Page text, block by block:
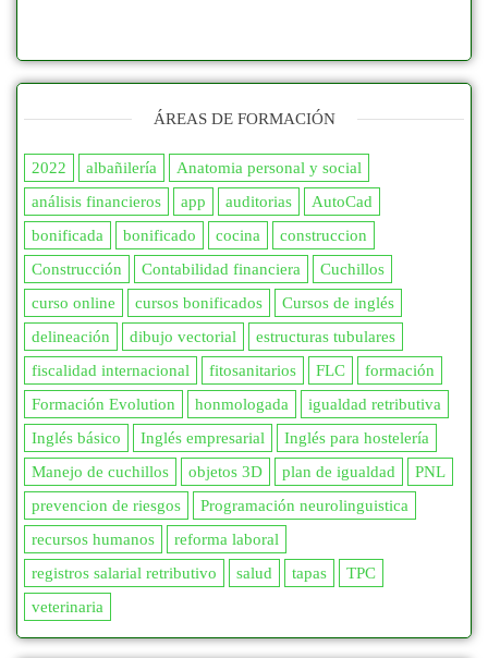
ÁREAS DE FORMACIÓN
2022 albañilería
Anatomia personal y social
análisis financieros
app auditorias
AutoCad
bonificada
bonificado cocina
construccion
Construcción
Contabilidad financiera
Cuchillos
curso online
cursos bonificados
Cursos de inglés
delineación
dibujo vectorial
estructuras tubulares
fiscalidad internacional
fitosanitarios FLC
formación
Formación Evolution
honmologada
igualdad retributiva
Inglés básico
Inglés empresarial
Inglés para hostelería
Manejo de cuchillos
objetos 3D plan de igualdad
PNL
prevencion de riesgos
Programación neurolinguistica
recursos humanos
reforma laboral
registros salarial retributivo
salud tapas
TPC
veterinaria